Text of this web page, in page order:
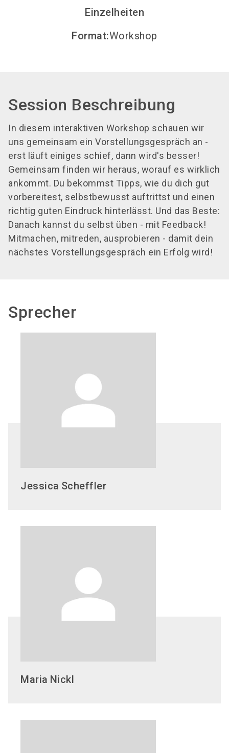
Einzelheiten
Format:Workshop
Session Beschreibung
In diesem interaktiven Workshop schauen wir
uns gemeinsam ein Vorstellungsgespräch an -
erst läuft einiges schief, dann wird's besser!
Gemeinsam finden wir heraus, worauf es wirklich
ankommt. Du bekommst Tipps, wie du dich gut
vorbereitest, selbstbewusst auftrittst und einen
richtig guten Eindruck hinterlässt. Und das Beste:
Danach kannst du selbst üben - mit Feedback!
Mitmachen, mitreden, ausprobieren - damit dein
nächstes Vorstellungsgespräch ein Erfolg wird!
Sprecher
Jessica Scheffler
Maria Nickl